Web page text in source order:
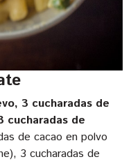
3 cucharadas de
cucharadas de
de cacao en polvo
3 cucharadas de